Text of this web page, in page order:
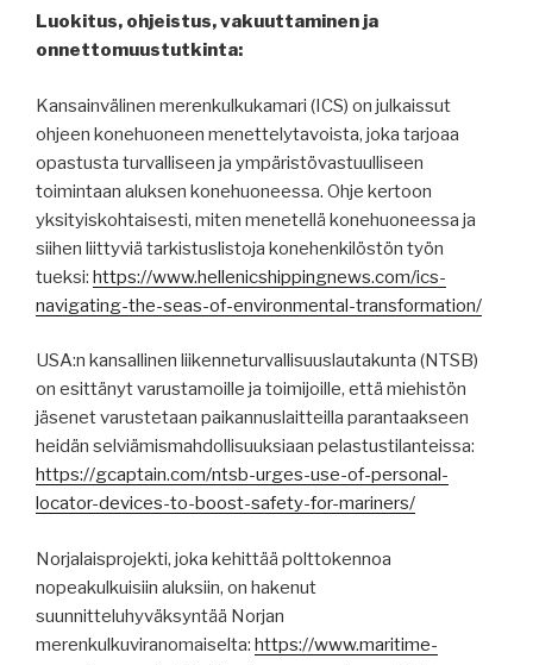
Luokitus, ohjeistus, vakuuttaminen ja
onnettomuustutkinta:
Kansainvälinen merenkulkukamari (ICS) on julkaissut
ohjeen konehuoneen menettelytavoista, joka tarjoaa
opastusta turvalliseen ja ympäristövastuulliseen
toimintaan aluksen konehuoneessa. Ohje kertoon
yksityiskohtaisesti, miten menetellä konehuoneessa ja
siihen liittyviä tarkistuslistoja konehenkilöstön työn
tueksi: https://www.hellenicshippingnews.com/ics-
navigating-the-seas-of-environmental-transformation/
USA:n kansallinen liikenneturvallisuuslautakunta (NTSB)
on esittänyt varustamoille ja toimijoille, että miehistön
jäsenet varustetaan paikannuslaitteilla parantaakseen
heidän selviämismahdollisuuksiaan pelastustilanteissa:
https://gcaptain.com/ntsb-urges-use-of-personal-
locator-devices-to-boost-safety-for-mariners/
Norjalaisprojekti, joka kehittää polttokennoa
nopeakulkuisiin aluksiin, on hakenut
suunnitteluhyväksyntää Norjan
merenkulkuviranomaiselta: https://www.maritime-